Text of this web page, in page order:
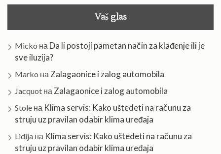
Vaš glas
Micko на Da li postoji pametan način za klađenje ili je
sve iluzija?
Marko на Zalagaonice i zalog automobila
Jacquot на Zalagaonice i zalog automobila
Stole на Klima servis: Kako uštedeti na računu za
struju uz pravilan odabir klima uređaja
Lidija на Klima servis: Kako uštedeti na računu za
struju uz pravilan odabir klima uređaja